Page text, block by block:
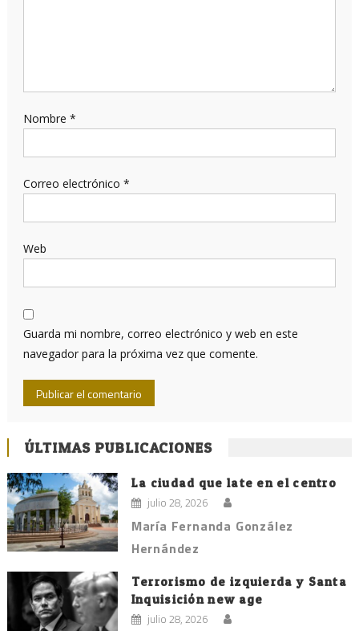
Nombre *
Correo electrónico *
Web
Guarda mi nombre, correo electrónico y web en este
navegador para la próxima vez que comente.
ÚLTIMAS PUBLICACIONES
La ciudad que late en el centro
julio 28, 2026
María Fernanda González
Hernández
Terrorismo de izquierda y Santa
Inquisición new age
julio 28, 2026